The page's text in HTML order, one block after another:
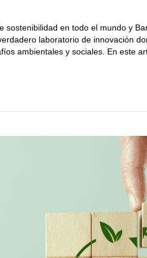
en todo el mundo y
laboratorio de innovación
ambientales y sociales. En este